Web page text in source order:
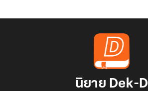
นิยาย Dek-D